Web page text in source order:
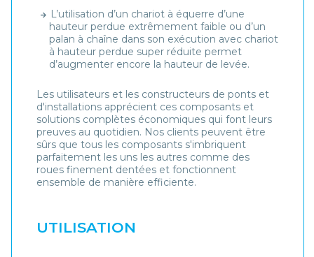
L’utilisation d’un chariot à équerre d’une
hauteur perdue extrêmement faible ou d’un
palan à chaîne dans son exécution avec chariot
à hauteur perdue super réduite permet
d’augmenter encore la hauteur de levée.
Les utilisateurs et les constructeurs de ponts et
d'installations apprécient ces composants et
solutions complètes économiques qui font leurs
preuves au quotidien. Nos clients peuvent être
sûrs que tous les composants s'imbriquent
parfaitement les uns les autres comme des
roues finement dentées et fonctionnent
ensemble de manière efficiente.
UTILISATION